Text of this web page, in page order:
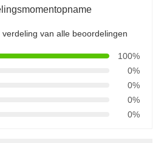
van alle beoordelingen
100%
0%
0%
0%
0%